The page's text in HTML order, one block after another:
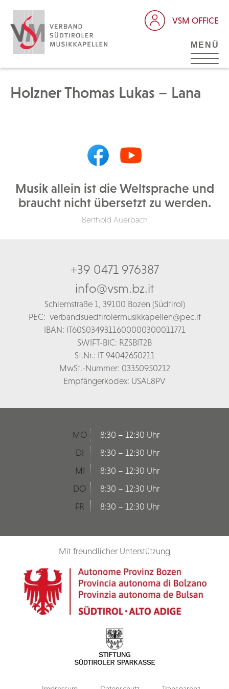
VSM OFFICE
MENÜ
Holzner Thomas Lukas – Lana
Musik allein ist die Weltsprache und
braucht nicht übersetzt zu werden.
Berthold Auerbach
+39 0471 976387
info@vsm.bz.it
Schlernstraße 1, 39100 Bozen (Südtirol)
PEC: verbandsuedtirolermusikkapellen@pec.it
IBAN: IT60S0349311600000300011771
SWIFT-BIC: RZSBIT2B
St.Nr.: IT 94042650211
MwSt.-Nummer: 03350950212
Empfängerkodex: USAL8PV
MO
8:30 – 12:30 Uhr
DI
8:30 – 12:30 Uhr
MI
8:30 – 12:30 Uhr
DO
8:30 – 12:30 Uhr
FR
8:30 – 12:30 Uhr
Mit freundlicher Unterstützung